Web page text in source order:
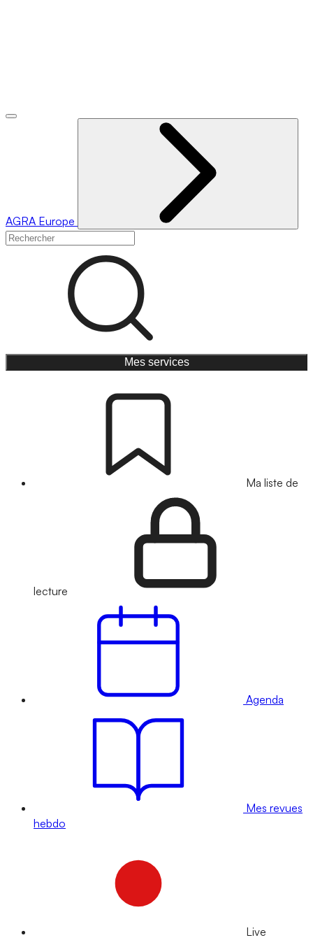
AGRA Europe
Mes services
Ma liste de
lecture
Agenda
Mes revues
hebdo
Live